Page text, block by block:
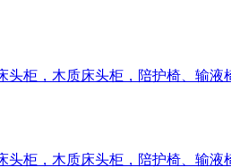
柜，木质床头柜，陪护椅、输液
柜，木质床头柜，陪护椅、输液